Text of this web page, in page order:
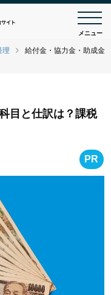
メニュー
理
給付金・協力金・助成金
目と仕訳は？課税
PR